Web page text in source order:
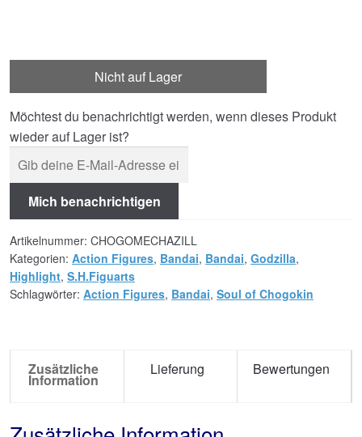
Nicht auf Lager
Möchtest du benachrichtigt werden, wenn dieses Produkt
wieder auf Lager ist?
Mich benachrichtigen
Artikelnummer: CHOGOMECHAZILL
Kategorien: Action Figures, Bandai, Bandai, Godzilla,
Highlight, S.H.Figuarts
Schlagwörter: Action Figures, Bandai, Soul of Chogokin
Zusätzliche
Information
Lieferung Bewertungen